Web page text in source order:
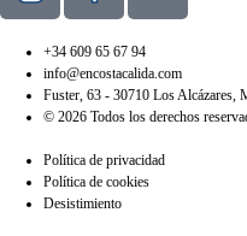
+34 609 65 67 94
info@encostacalida.com
Fuster, 63 - 30710 Los Alcázares,
© 2026 Todos los derechos
Política de privacidad
Política de cookies
Desistimiento